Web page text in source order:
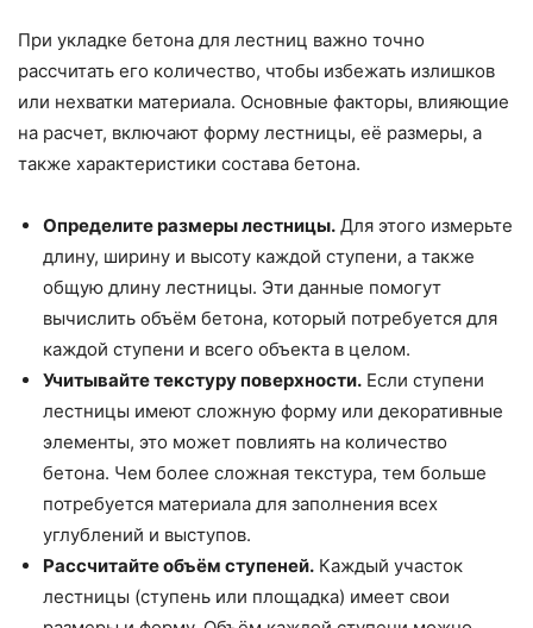
При укладке бетона для лестниц важно точно
рассчитать его количество, чтобы избежать излишков
или нехватки материала. Основные факторы, влияющие
на расчет, включают форму лестницы, её размеры, а
также характеристики состава бетона.
Определите размеры лестницы. Для этого измерьте
длину, ширину и высоту каждой ступени, а также
общую длину лестницы. Эти данные помогут
вычислить объём бетона, который потребуется для
каждой ступени и всего объекта в целом.
Учитывайте текстуру поверхности. Если ступени
лестницы имеют сложную форму или декоративные
элементы, это может повлиять на количество
бетона. Чем более сложная текстура, тем больше
потребуется материала для заполнения всех
углублений и выступов.
Рассчитайте объём ступеней. Каждый участок
лестницы (ступень или площадка) имеет свои